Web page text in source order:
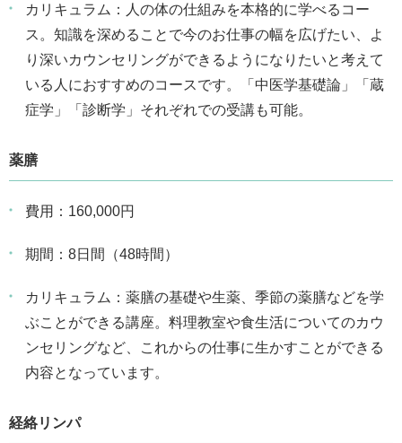
カリキュラム：人の体の仕組みを本格的に学べるコー
ス。知識を深めることで今のお仕事の幅を広げたい、よ
り深いカウンセリングができるようになりたいと考えて
いる人におすすめのコースです。「中医学基礎論」「蔵
症学」「診断学」それぞれでの受講も可能。
薬膳
費用：160,000円
期間：8日間（48時間）
カリキュラム：薬膳の基礎や生薬、季節の薬膳などを学
ぶことができる講座。料理教室や食生活についてのカウ
ンセリングなど、これからの仕事に生かすことができる
内容となっています。
経絡リンパ